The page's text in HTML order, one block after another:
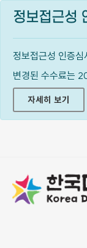
정보접근성
정보접근성 인증
변경된 수수료는
자세히 보기